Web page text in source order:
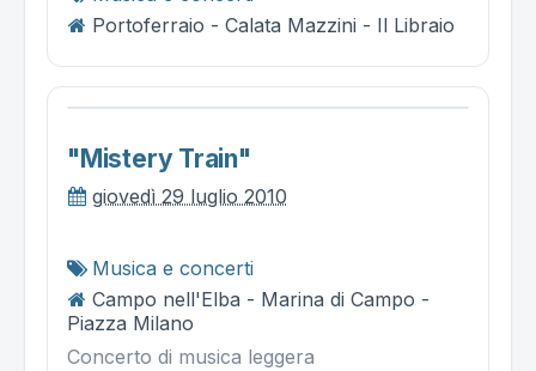
Portoferraio - Calata Mazzini - Il Libraio
"mistery Train"
giovedì 29 luglio 2010
Musica e concerti
Campo nell'Elba - Marina di Campo -
Piazza Milano
Concerto di musica leggera